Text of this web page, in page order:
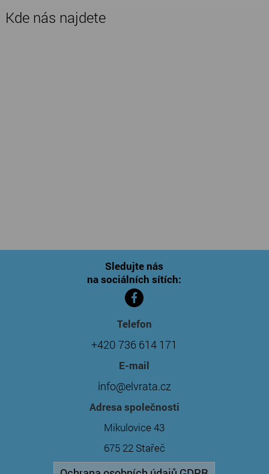
Kde nás najdete
Sledujte nás
na sociálních sítích:
Telefon
+420 736 614 171
E-mail
info@elvrata.cz
Adresa společnosti
Mikulovice 43
675 22 Stařeč